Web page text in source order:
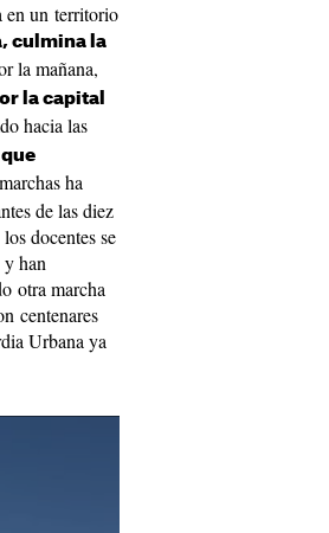
en un territorio
culmina la
la mañana,
la capital
hacia las
ha
de las diez
docentes se
han
otra marcha
centenares
Urbana ya